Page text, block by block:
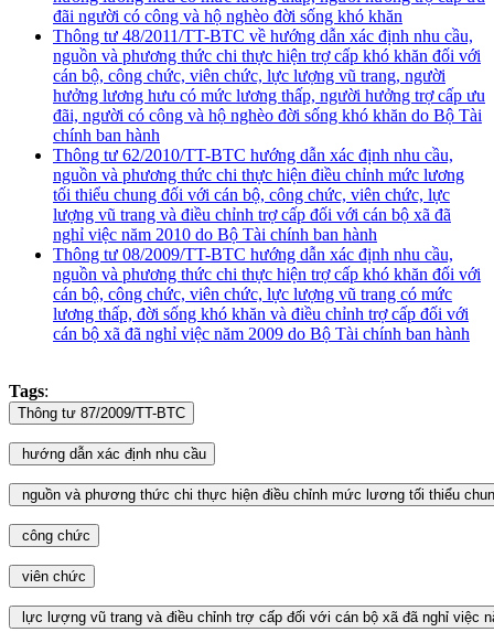
đãi người có công và hộ nghèo đời sống khó khăn
Thông tư 48/2011/TT-BTC về hướng dẫn xác định nhu cầu,
nguồn và phương thức chi thực hiện trợ cấp khó khăn đối với
cán bộ, công chức, viên chức, lực lượng vũ trang, người
hưởng lương hưu có mức lương thấp, người hưởng trợ cấp ưu
đãi, người có công và hộ nghèo đời sống khó khăn do Bộ Tài
chính ban hành
Thông tư 62/2010/TT-BTC hướng dẫn xác định nhu cầu,
nguồn và phương thức chi thực hiện điều chỉnh mức lương
tối thiểu chung đối với cán bộ, công chức, viên chức, lực
lượng vũ trang và điều chỉnh trợ cấp đối với cán bộ xã đã
nghỉ việc năm 2010 do Bộ Tài chính ban hành
Thông tư 08/2009/TT-BTC hướng dẫn xác định nhu cầu,
nguồn và phương thức chi thực hiện trợ cấp khó khăn đối với
cán bộ, công chức, viên chức, lực lượng vũ trang có mức
lương thấp, đời sống khó khăn và điều chỉnh trợ cấp đối với
cán bộ xã đã nghỉ việc năm 2009 do Bộ Tài chính ban hành
Tags: